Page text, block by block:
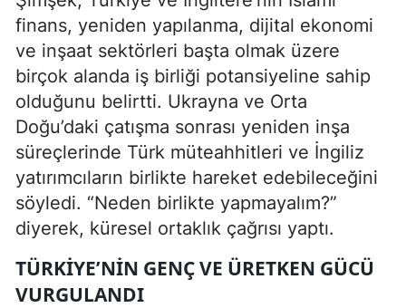
finans, yeniden yapılanma, dijital ekonomi
ve inşaat sektörleri başta olmak üzere
birçok alanda iş birliği potansiyeline sahip
olduğunu belirtti. Ukrayna ve Orta
Doğu’daki çatışma sonrası yeniden inşa
süreçlerinde Türk müteahhitleri ve İngiliz
yatırımcıların birlikte hareket edebileceğini
söyledi. “Neden birlikte yapmayalım?”
diyerek, küresel ortaklık çağrısı yaptı.
TÜRKIYE’NIN GENÇ VE ÜRETKEN GÜCÜ
VURGULANDI